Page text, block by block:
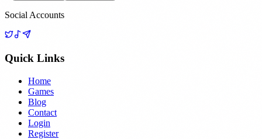
Social Accounts
Quick Links
Home
Games
Blog
Contact
Login
Register